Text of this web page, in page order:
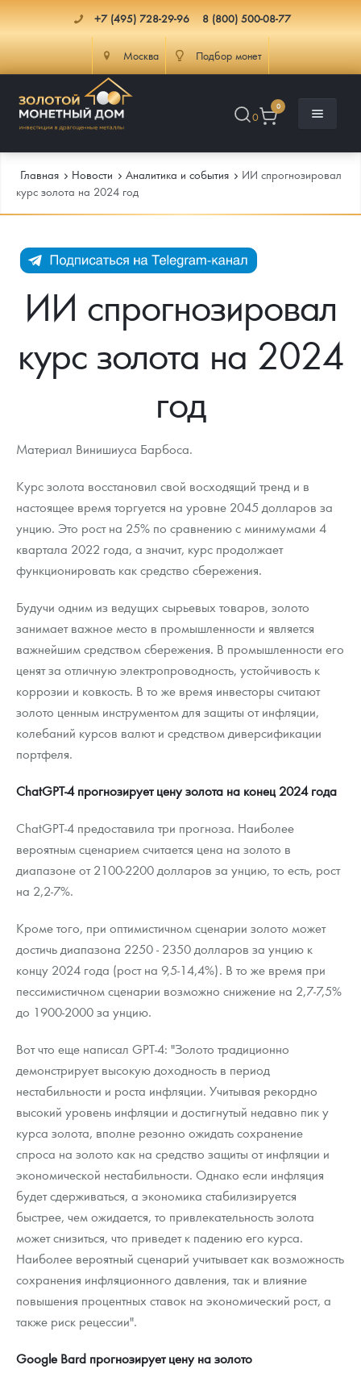
+7 (495) 728-29-96 8 (800) 500-08-77
Москва Подбор монет
0
0
Каталог Монет
Инвестиционные монеты
Иностранные
Памятные монеты России и СССР
Монеты стран мира после 1950г
Монеты и жетоны ЗМД
Золотой червонец Сеятель
Золотые слитки
Аксессуары
Гарри Поттер
Жетоны "Необыкновенные обитатели глубин"
Ювелирные изделия
Русская нумизматика
Золотая карманная галерея
Наборы подарочных и коллекционных монет
Монеты и жетоны из недрагоценных металлов
Книги по нумизматике
Инфо
Как сделать заказ
Клуб ЗМД
Выкуп монет
Вопрос - ответ
Памятка для работы с монетами из драгметаллов
Условия возврата
Политика использования Cookies
Положение по обработке и защите персональных данных
Доставка
Подбор монет
Распродажа монет и жетонов
Новости
Итоги 2025 года. Прогноз курсов золота, серебра, платины на
2026 год
Cтатьи
Георгий Победоносец - динамика цен
Курс золота и серебра
Лом выкуп
Скупка слитков
Контакты
О нас
Наши преимущества
Письмо директору
Главная Новости Аналитика и события
ИИ спрогнозировал
курс золота на 2024 год
ИИ спрогнозировал
курс золота на 2024
год
Материал Винишиуса Барбоса.
Курс золота восстановил свой восходящий тренд и в
настоящее время торгуется на уровне 2045 долларов за
унцию. Это рост на 25% по сравнению с минимумами 4
квартала 2022 года, а значит, курс продолжает
функционировать как средство сбережения.
Будучи одним из ведущих сырьевых товаров, золото
занимает важное место в промышленности и является
важнейшим средством сбережения. В промышленности его
ценят за отличную электропроводность, устойчивость к
коррозии и ковкость. В то же время инвесторы считают
золото ценным инструментом для защиты от инфляции,
колебаний курсов валют и средством диверсификации
портфеля.
ChatGPT-4 прогнозирует цену золота на конец 2024 года
ChatGPT-4 предоставила три прогноза. Наиболее
вероятным сценарием считается цена на золото в
диапазоне от 2100-2200 долларов за унцию, то есть, рост
на 2,2-7%.
Кроме того, при оптимистичном сценарии золото может
достичь диапазона 2250 - 2350 долларов за унцию к
концу 2024 года (рост на 9,5-14,4%). В то же время при
пессимистичном сценарии возможно снижение на 2,7-7,5%
до 1900-2000 за унцию.
Вот что еще написал GPT-4: "Золото традиционно
демонстрирует высокую доходность в период
нестабильности и роста инфляции. Учитывая рекордно
высокий уровень инфляции и достигнутый недавно пик у
курса золота, вполне резонно ожидать сохранение
спроса на золото как на средство защиты от инфляции и
экономической нестабильности. Однако если инфляция
будет сдерживаться, а экономика стабилизируется
быстрее, чем ожидается, то привлекательность золота
может снизиться, что приведет к падению его курса.
Наиболее вероятный сценарий учитывает как возможность
сохранения инфляционного давления, так и влияние
повышения процентных ставок на экономический рост, а
также риск рецессии".
Google Bard прогнозирует цену на золото